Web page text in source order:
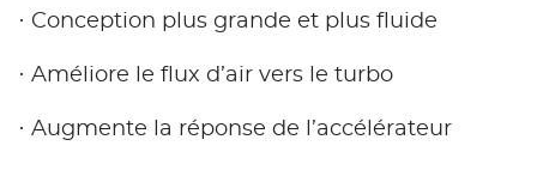
· Conception plus grande et plus fluide
· Améliore le flux d’air vers le turbo
· Augmente la réponse de l’accélérateur